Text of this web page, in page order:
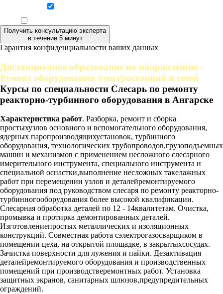
Получить консультацию эксперта
в течение 5 минут
Гарантия конфиденциальности ваших данных
Дистанционное образование по направлению -
Ремонт оборудования электростанций и сетей
Курсы по специальности Слесарь по ремонту
реакторно-турбинного оборудования в Ангарске
Характеристика работ. Разборка, ремонт и сборка
простыхузлов основного и вспомогательного оборудования,
ядерных паропроизводящихустановок, турбинного
оборудования, технологических трубопроводов,грузоподъемных
машин и механизмов с применением несложного слесарного
имерительного инструмента, специального инструмента и
специальной оснастки,выполнение несложных такелажных
работ при перемещении узлов и деталейремонтируемого
оборудования под руководством слесаря по ремонту реакторно-
турбинногооборудования более высокой квалификации.
Слесарная обработка деталей по 12 - 14квалитетам. Очистка,
промывка и протирка демонтированных деталей.
Изготовлениепростых металлических и изоляционных
конструкций. Совместная работа сэлектрогазосварщиком в
помещении цеха, на открытой площадке, в закрытыхсосудах.
Зачистка поверхности для лужения и пайки. Дезактивация
деталейремонтируемого оборудования и производственных
помещений при производстверемонтных работ. Установка
защитных экранов, санитарных шлюзов,предупредительных
ограждений.